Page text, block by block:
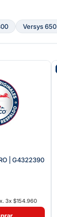
Versys 650
| G4322390
3x $154.960